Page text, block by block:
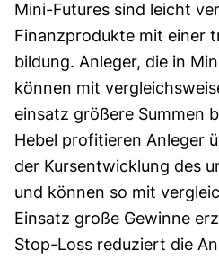
Mini-Futures sind leicht
Finanzprodukte mit einer
bildung. Anleger, die in
können mit
einsatz größere Summen
Hebel profitieren Anleger
der Kursentwicklung des
und können so mit
Einsatz große Gewinne
Stop-Loss reduziert die